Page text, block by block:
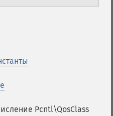
Pcntl\QosClass